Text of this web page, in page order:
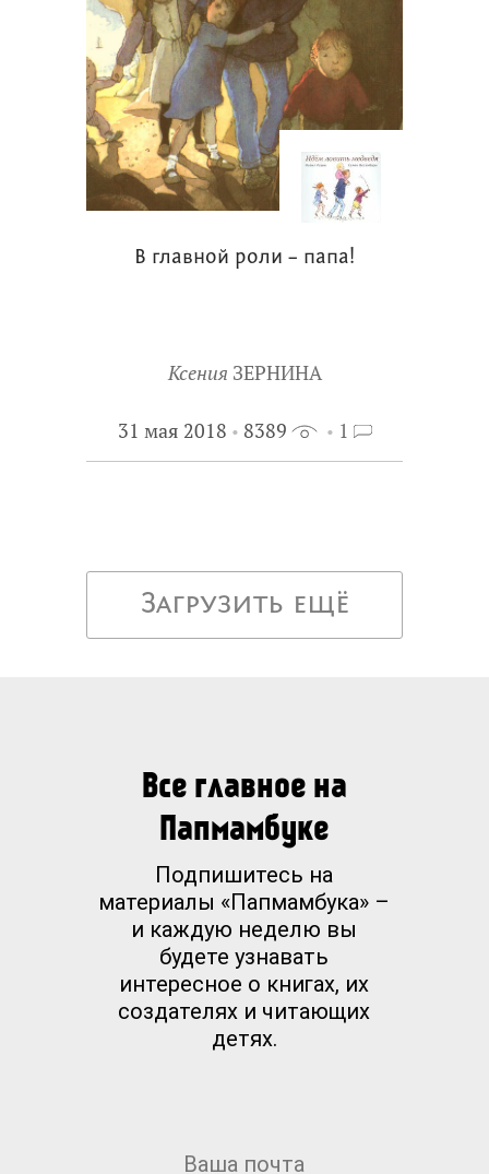
В главной роли – папа!
Ксения ЗЕРНИНА
31 мая 2018 8389 1
Загрузить ещё
Все главное на
Папмамбуке
Подпишитесь на
материалы «Папмамбука» –
и каждую неделю вы
будете узнавать
интересное о книгах, их
создателях и читающих
детях.